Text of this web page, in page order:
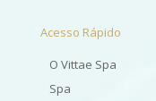
Acesso Rápido
O Vittae Spa
Spa